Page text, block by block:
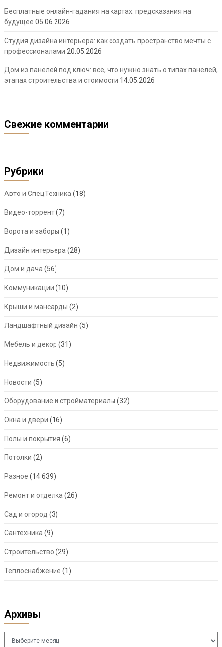
Бесплатные онлайн-гадания на картах: предсказания на
будущее 05.06.2026
Студия дизайна интерьера: как создать пространство мечты с
профессионалами 20.05.2026
Дом из панелей под ключ: всё, что нужно знать о типах панелей,
этапах строительства и стоимости 14.05.2026
Свежие комментарии
Рубрики
Авто и СпецТехника (18)
Видео-торрент(7)
Ворота и заборы (1)
Дизайн интерьера (28)
Дом и дача (56)
Коммуникации (10)
Крыши и мансарды (2)
Ландшафтный дизайн (5)
Мебель и декор (31)
Недвижимость (5)
Новости (5)
Оборудование и стройматериалы (32)
Окна и двери (16)
Полы и покрытия (6)
Потолки (2)
Разное (14 639)
Ремонт и отделка (26)
Сад и огород (3)
Сантехника (9)
Строительство (29)
Теплоснабжение (1)
Архивы
Архивы